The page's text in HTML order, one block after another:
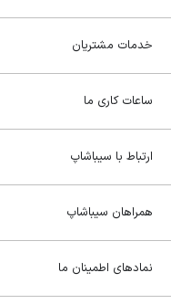
خدمات مشتریان
ساعات کاری ما
ارتباط با سیباشاپ
همراهان سیباشاپ
نمادهای اطمینان ما